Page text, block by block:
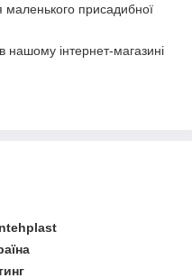
маленького присадибної
нашому інтернет-магазині